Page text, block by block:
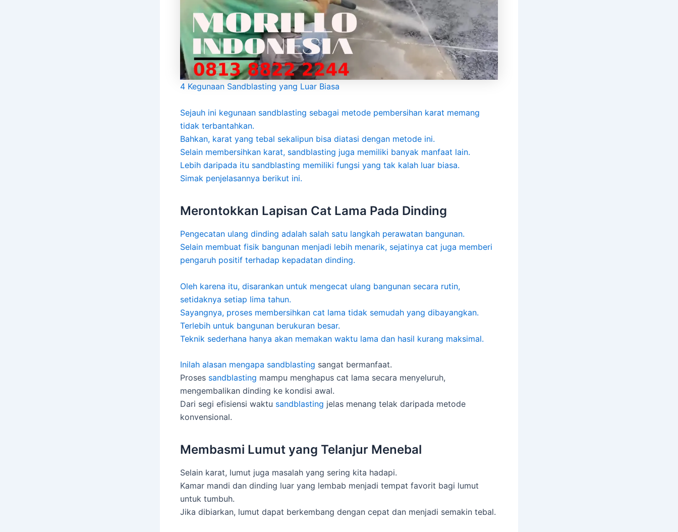
4 Kegunaan Sandblasting yang Luar Biasa
Sejauh ini kegunaan sandblasting sebagai metode pembersihan karat memang
tidak terbantahkan.
Bahkan, karat yang tebal sekalipun bisa diatasi dengan metode ini.
Selain membersihkan karat, sandblasting juga memiliki banyak manfaat lain.
Lebih daripada itu sandblasting memiliki fungsi yang tak kalah luar biasa.
Simak penjelasannya berikut ini.
Merontokkan Lapisan Cat Lama Pada Dinding
Pengecatan ulang dinding adalah salah satu langkah perawatan bangunan.
Selain membuat fisik bangunan menjadi lebih menarik, sejatinya cat juga memberi
pengaruh positif terhadap kepadatan dinding.
Oleh karena itu, disarankan untuk mengecat ulang bangunan secara rutin,
setidaknya setiap lima tahun.
Sayangnya, proses membersihkan cat lama tidak semudah yang dibayangkan.
Terlebih untuk bangunan berukuran besar.
Teknik sederhana hanya akan memakan waktu lama dan hasil kurang maksimal.
Inilah alasan mengapa sandblasting sangat bermanfaat.
Proses sandblasting mampu menghapus cat lama secara menyeluruh,
mengembalikan dinding ke kondisi awal.
Dari segi efisiensi waktu sandblasting jelas menang telak daripada metode
konvensional.
Membasmi Lumut yang Telanjur Menebal
Selain karat, lumut juga masalah yang sering kita hadapi.
Kamar mandi dan dinding luar yang lembab menjadi tempat favorit bagi lumut
untuk tumbuh.
Jika dibiarkan, lumut dapat berkembang dengan cepat dan menjadi semakin tebal.